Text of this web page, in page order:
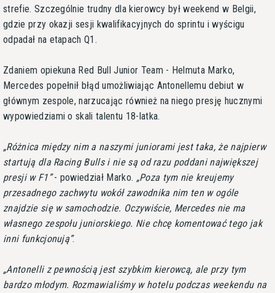
strefie. Szczególnie trudny dla kierowcy był weekend w Belgii,
gdzie przy okazji sesji kwalifikacyjnych do sprintu i wyścigu
odpadał na etapach Q1.
Zdaniem opiekuna Red Bull Junior Team - Helmuta Marko,
Mercedes popełnił błąd umożliwiając Antonellemu debiut w
głównym zespole, narzucając również na niego presję hucznymi
wypowiedziami o skali talentu 18-latka.
Różnica między nim a naszymi juniorami jest taka, że najpierw
startują dla Racing Bulls i nie są od razu poddani największej
presji w F1 - powiedział Marko. Poza tym nie kreujemy
przesadnego zachwytu wokół zawodnika nim ten w ogóle
znajdzie się w samochodzie. Oczywiście, Mercedes nie ma
własnego zespołu juniorskiego. Nie chcę komentować tego jak
inni funkcjonują .
Antonelli z pewnością jest szybkim kierowcą, ale przy tym
bardzo młodym. Rozmawialiśmy w hotelu podczas weekendu na